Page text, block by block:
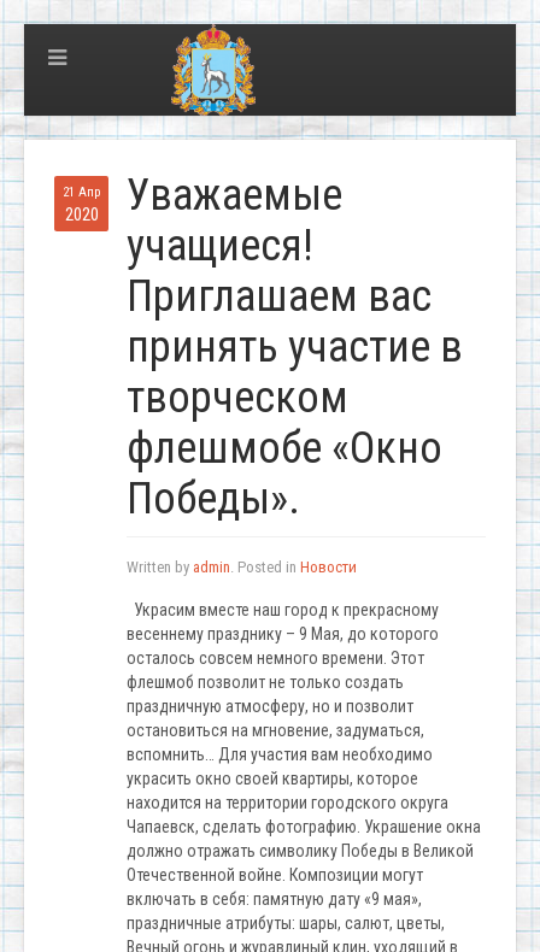
21 Апр
2020
Уважаемые
учащиеся!
Приглашаем вас
принять участие в
творческом
флешмобе «Окно
Победы».
Written by admin. Posted in Новости
Украсим вместе наш город к прекрасному
весеннему празднику – 9 Мая, до которого
осталось совсем немного времени. Этот
флешмоб позволит не только создать
праздничную атмосферу, но и позволит
остановиться на мгновение, задуматься,
вспомнить… Для участия вам необходимо
украсить окно своей квартиры, которое
находится на территории городского округа
Чапаевск, сделать фотографию. Украшение окна
должно отражать символику Победы в Великой
Отечественной войне. Композиции могут
включать в себя: памятную дату «9 мая»,
праздничные атрибуты: шары, салют, цветы,
Вечный огонь и журавлиный клин, уходящий в